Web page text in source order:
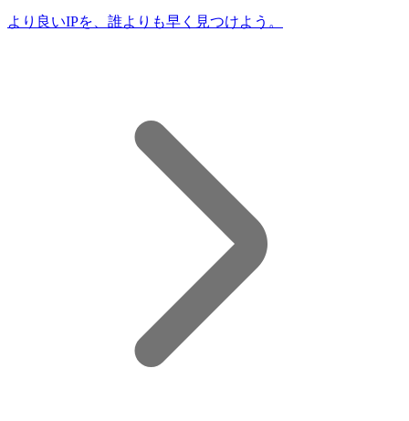
より良いIPを、誰よりも早く見つけよう。